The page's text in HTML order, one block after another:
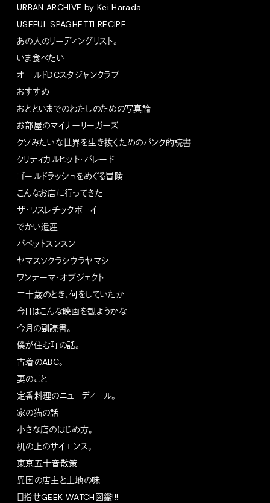
URBAN ARCHIVE by Kei Harada
USEFUL SPAGHETTI RECIPE
あの人のリーディングリスト。
いま食べたい
オールドDCスタジャンクラブ
おすすめ
おとといまでのわたしのための写真論
お部屋のマイナーリーガーズ
クソみたいな世界を生き抜くためのパンク的読書
クリティカルヒット・パレード
ゴールドラッシュをめぐる冒険
こんなお店に行ってきた
ザ・ワスレチックボーイ
でかい遺産
パペットスンスン
ヤマスソクラシウラヤマシ
ワンテーマ・オブジェクト
二十歳のとき、何をしていたか
今日はこんな映画を観ようかな
今月の副読書。
僕が住む町の話。
古着のABC。
妻のこと
定番料理のニューディール。
家の猫の話
小さな店のはじめ方。
机の上のサイエンス。
東京五十音散策
異国の店主と土地の味
目指せGEEK WATCH図鑑!!!